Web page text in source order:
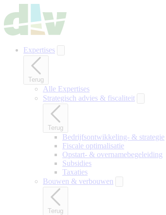
hoofdinhoud
gaan
Expertises
Terug
Alle Expertises
Strategisch advies & fiscaliteit
Terug
Bedrijfsontwikkeling- & strategie
Fiscale optimalisatie
Opstart- & overnamebegeleiding
Subsidies
Taxaties
Bouwen & verbouwen
Terug